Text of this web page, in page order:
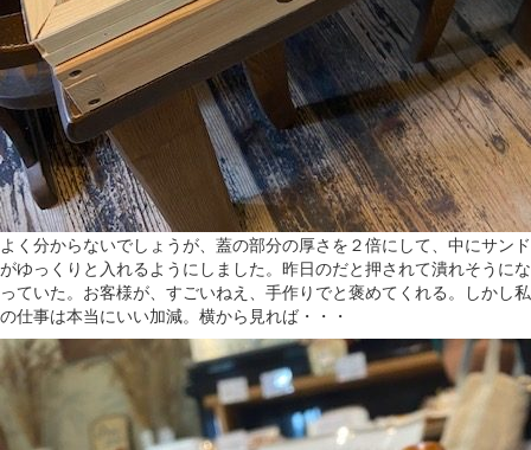
よく分からないでしょうが、蓋の部分の厚さを２倍にして、中にサンド
がゆっくりと入れるようにしました。昨日のだと押されて潰れそうにな
っていた。お客様が、すごいねえ、手作りでと褒めてくれる。しかし私
の仕事は本当にいい加減。横から見れば・・・